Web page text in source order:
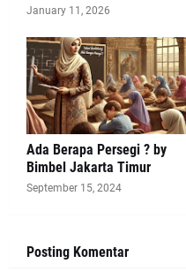
January 11, 2026
Ada Berapa Persegi ? by
Bimbel Jakarta Timur
September 15, 2024
Posting Komentar